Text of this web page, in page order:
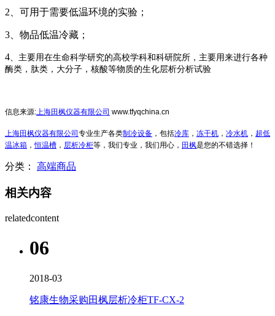
2、可用于需要低温环境的实验；
3、物品低温冷藏；
4、主要用在生命科学研究的高校学科和科研院所，主要用来进行各种
酶类，肽类，大分子，核酸等物质的生化层析分析试验
信息来源:上海田枫仪器有限公司 www.tfyqchina.cn
上海田枫仪器有限公司 专业生产各类制冷设备 ，包括冷库 ， 冻干机 ， 冷水机 ， 超低
温冰箱 ，恒温槽 ， 层析冷柜等，我们专业，我们用心， 田枫是您的不错选择！
分类： 高端商品
相关内容
relatedcontent
06
2018-03
铭康生物采购田枫层析冷柜TF-CX-2